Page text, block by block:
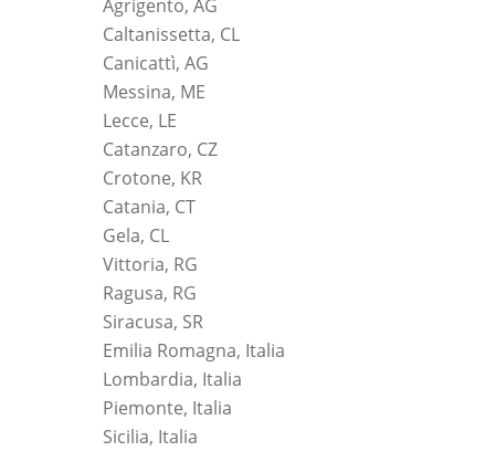
Agrigento, AG
Caltanissetta, CL
Canicattì, AG
Messina, ME
Lecce, LE
Catanzaro, CZ
Crotone, KR
Catania, CT
Gela, CL
Vittoria, RG
Ragusa, RG
Siracusa, SR
Emilia Romagna, Italia
Lombardia, Italia
Piemonte, Italia
Sicilia, Italia